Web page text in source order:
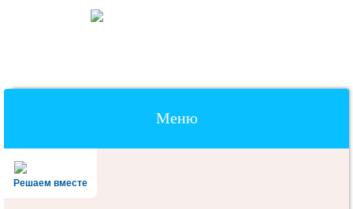
Меню
Наверх
Решаем вместе